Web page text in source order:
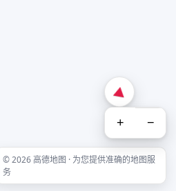
+ −
© 2026 高德地图 · 为您提供准确的地图服
务